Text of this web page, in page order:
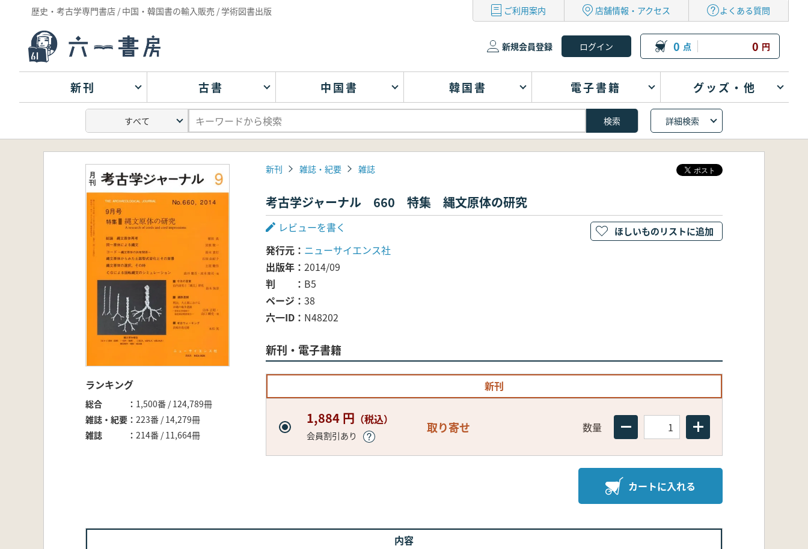
歴史・考古学専門書店 / 中国・韓国書の輸入販売 / 学術図書出版 ご利用案内 店舗情報・アクセス よくある質問
新規会員登録 0 点 0 円
新刊 古書 中国書 韓国書 電子書籍 グッズ・他
詳細検索
ランキング
総合
1,500番 / 124,789冊
雑誌・紀要
223番 / 14,279冊
雑誌
214番 / 11,664冊
新刊 雑誌・紀要 雑誌
考古学ジャーナル 660 特集 縄文原体の研究
レビューを書く
発行元
ニューサイエンス社
出版年
2014/09
判
B5
ページ
38
六一ID
N48202
新刊・電子書籍
新刊
1,884 円 （税込）
会員割引あり
取り寄せ 数量
カートに入れる
ほしいものリストに追加
内容